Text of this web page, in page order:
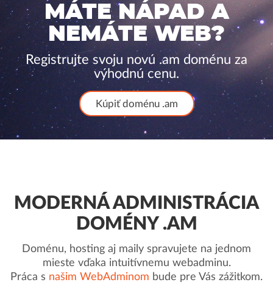
MÁTE NÁPAD A
NEMÁTE WEB?
Registrujte svoju novú .am doménu za
výhodnú cenu.
Kúpiť doménu .am
MODERNÁ ADMINISTRÁCIA
DOMÉNY .AM
Doménu, hosting aj maily spravujete na jednom
mieste vďaka intuitívnemu webadminu.
Práca s našim WebAdminom bude pre Vás zážitkom.